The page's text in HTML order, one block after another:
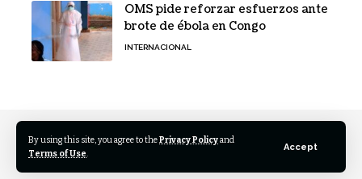
By using this site, you agree to thePrivacy Policyand
Terms of Use.
Accept
OMS pide reforzar esfuerzos ante
brote de ébola en Congo
INTERNACIONAL